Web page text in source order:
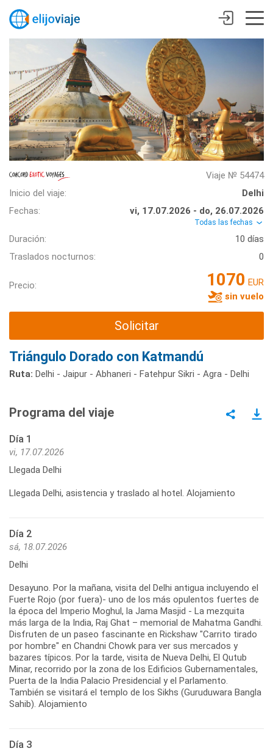
Viaje № 54474
Inicio del viaje:
Delhi
Fechas:
vi, 17.07.2026 - do, 26.07.2026
Todas las fechas
Duración:
10 días
Traslados nocturnos:
0
Precio: 1070 EUR
sin vuelo
Solicitar
Triángulo Dorado con Katmandú
Ruta: Delhi - Jaipur - Abhaneri - Fatehpur Sikri - Agra - Delhi
Programa del viaje
Día 1
vi, 17.07.2026
Llegada Delhi
Llegada Delhi, asistencia y traslado al hotel. Alojamiento
Día 2
sá, 18.07.2026
Delhi
Desayuno. Por la mañana, visita del Delhi antigua incluyendo el
Fuerte Rojo (por fuera)- uno de los más opulentos fuertes de
la época del Imperio Moghul, la Jama Masjid - La mezquita
más larga de la India, Raj Ghat – memorial de Mahatma Gandhi.
Disfruten de un paseo fascinante en Rickshaw "Carrito tirado
por hombre" en Chandni Chowk para ver sus mercados y
bazares típicos. Por la tarde, visita de Nueva Delhi, El Qutub
Minar, recorrido por la zona de los Edificios Gubernamentales,
Puerta de la India Palacio Presidencial y el Parlamento.
También se visitará el templo de los Sikhs (Guruduwara Bangla
Sahib). Alojamiento
Día 3